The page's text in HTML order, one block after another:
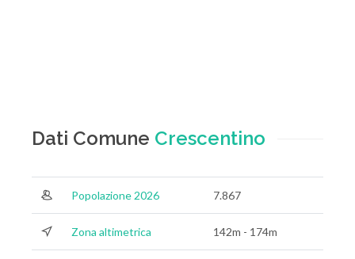
Dati Comune Crescentino
Popolazione 2026 7.867
Zona altimetrica 142m - 174m